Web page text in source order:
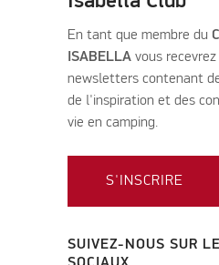
En tant que membre du
ISABELLA vous recevrez
newsletters contenant
de l'inspiration et des
vie en camping.
S'INSCRIRE
SUIVEZ-NOUS SUR